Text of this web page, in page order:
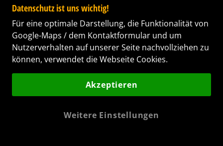
Unser Anspruch
Das Leben ist ein Geschenk! – Nun haben wir
helfen, Ihren Verstorbenen ein letztes,
Datenschutz ist uns wichtig!
Für eine optimale Darstellung, die Funktionalität von
Google-Maps / dem Kontaktformular und um
Nutzerverhalten auf unserer Seite nachvollziehen zu
können, verwendet die Webseite Cookies.
Akzeptieren
Weitere Einstellungen